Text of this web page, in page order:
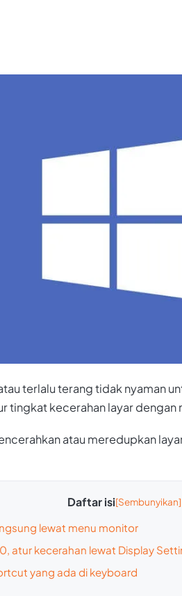
terlalu terang tidak nyaman
tingkat kecerahan layar dengan
atau meredupkan
Daftar isi
lewat menu monitor
atur kecerahan lewat Display
yang ada di keyboard